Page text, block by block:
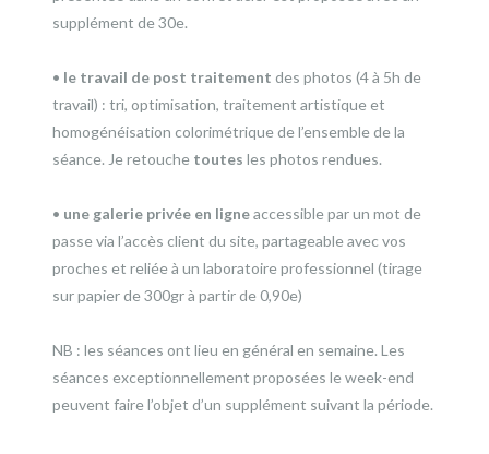
supplément de 30e.
• le travail de post traitement des photos (4 à 5h de
travail) : tri, optimisation, traitement artistique et
homogénéisation colorimétrique de l’ensemble de la
séance. Je retouche toutes les photos rendues.
• une galerie privée en ligneaccessible par un mot de
passe via l’accès client du site, partageable avec vos
proches et reliée à un laboratoire professionnel (tirage
sur papier de 300gr à partir de 0,90e)
NB : les séances ont lieu en général en semaine. Les
séances exceptionnellement proposées le week-end
peuvent faire l’objet d’un supplément suivant la période.